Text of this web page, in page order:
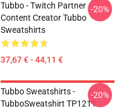
Tubbo - Twitch Partner
Content Creator Tubbo
Sweatshirts
37,67 € - 44,11 €
-20%
Tubbo Sweatshirts -
TubboSweatshirt TP1211
-20%